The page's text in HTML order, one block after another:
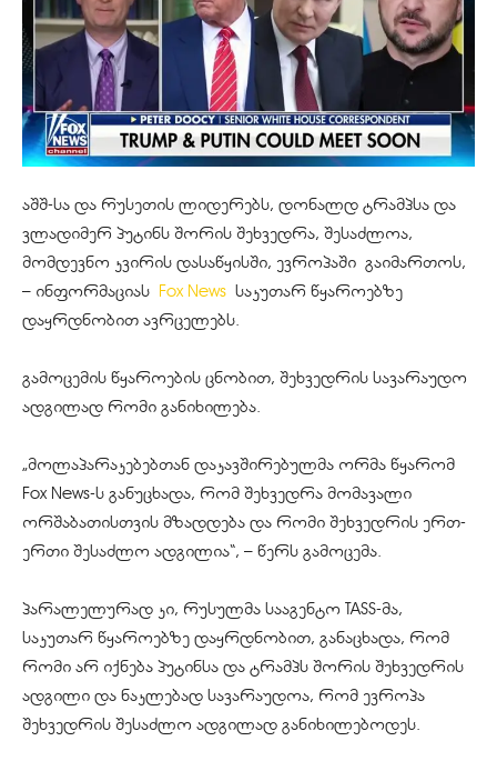
აშშ-სა და რუსეთის ლიდერებს, დონალდ ტრამპსა და
ვლადიმერ პუტინს შორის შეხვედრა, შესაძლოა,
მომდევნო კვირის დასაწყისში, ევროპაში გაიმართოს,
– ინფორმაციას Fox News საკუთარ წყაროებზე
დაყრდნობით ავრცელებს.
გამოცემის წყაროების ცნობით, შეხვედრის სავარაუდო
ადგილად რომი განიხილება.
„მოლაპარაკებებთან დაკავშირებულმა ორმა წყარომ
Fox News-ს განუცხადა, რომ შეხვედრა მომავალი
ორშაბათისთვის მზადდება და რომი შეხვედრის ერთ-
ერთი შესაძლო ადგილია“, – წერს გამოცემა.
პარალელურად კი, რუსულმა სააგენტო TASS-მა,
საკუთარ წყაროებზე დაყრდნობით, განაცხადა, რომ
რომი არ იქნება პუტინსა და ტრამპს შორის შეხვედრის
ადგილი და ნაკლებად სავარაუდოა, რომ ევროპა
შეხვედრის შესაძლო ადგილად განიხილებოდეს.